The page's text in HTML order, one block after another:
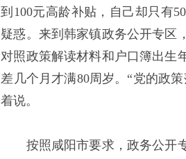
到100元高龄补贴，自己却只有
疑惑。来到韩家镇政务公开专区
对照政策解读材料和户口簿出生
差几个月才满80周岁。“党的政
着说。
按照咸阳市要求，政务公开专